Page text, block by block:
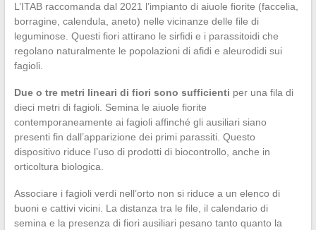
L’ITAB raccomanda dal 2021 l’impianto di aiuole fiorite (faccelia,
borragine, calendula, aneto) nelle vicinanze delle file di
leguminose. Questi fiori attirano le sirfidi e i parassitoidi che
regolano naturalmente le popolazioni di afidi e aleurodidi sui
fagioli.
Due o tre metri lineari di fiori sono sufficienti per una fila di
dieci metri di fagioli. Semina le aiuole fiorite
contemporaneamente ai fagioli affinché gli ausiliari siano
presenti fin dall’apparizione dei primi parassiti. Questo
dispositivo riduce l’uso di prodotti di biocontrollo, anche in
orticoltura biologica.
Associare i fagioli verdi nell’orto non si riduce a un elenco di
buoni e cattivi vicini. La distanza tra le file, il calendario di
semina e la presenza di fiori ausiliari pesano tanto quanto la